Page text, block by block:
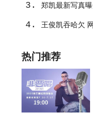
3. 郑凯最新写真
4. 王俊凯吞哈欠
热门推荐